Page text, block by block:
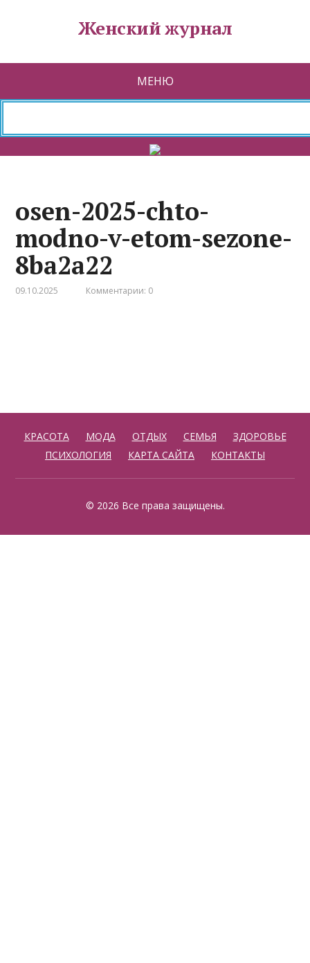
Женский журнал
МЕНЮ
osen-2025-chto-
modno-v-etom-sezone-
8ba2a22
09.10.2025 Комментарии: 0
КРАСОТА МОДА ОТДЫХ СЕМЬЯ
ЗДОРОВЬЕ
ПСИХОЛОГИЯ
КАРТА САЙТА КОНТАКТЫ
© 2026 Все права защищены.